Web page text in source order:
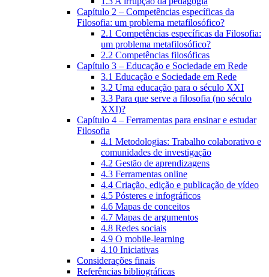
Capítulo 2 – Competências específicas da
Filosofia: um problema metafilosófico?
2.1 Competências específicas da Filosofia:
um problema metafilosófico?
2.2 Competências filosóficas
Capítulo 3 – Educação e Sociedade em Rede
3.1 Educação e Sociedade em Rede
3.2 Uma educação para o século XXI
3.3 Para que serve a filosofia (no século
XXI)?
Capítulo 4 – Ferramentas para ensinar e estudar
Filosofia
4.1 Metodologias: Trabalho colaborativo e
comunidades de investigação
4.2 Gestão de aprendizagens
4.3 Ferramentas online
4.4 Criação, edição e publicação de vídeo
4.5 Pósteres e infográficos
4.6 Mapas de conceitos
4.7 Mapas de argumentos
4.8 Redes sociais
4.9 O mobile-learning
4.10 Iniciativas
Considerações finais
Referências bibliográficas